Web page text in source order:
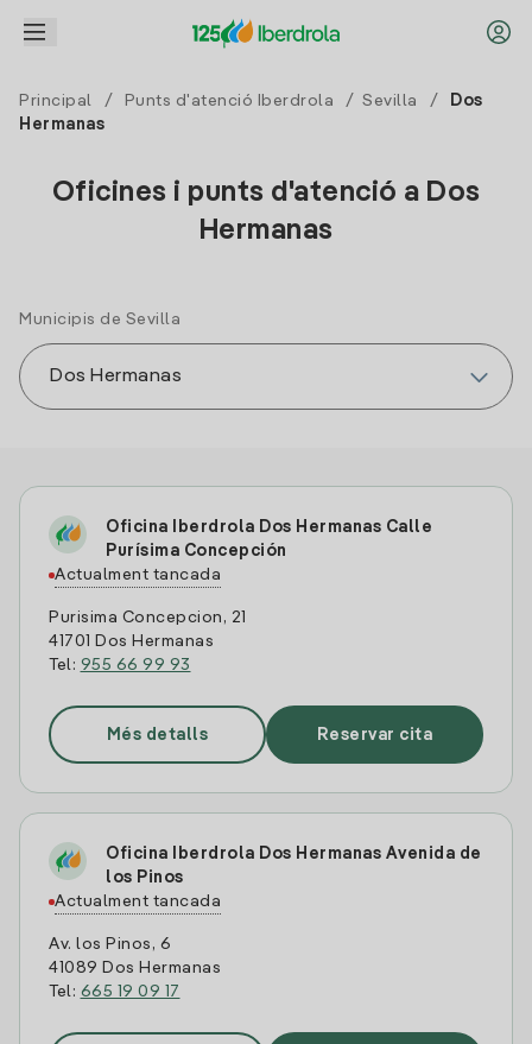
Principal / Punts d'atenció Iberdrola / Sevilla /
Dos
Hermanas
Oficines i punts d'atenció a Dos
Hermanas
Municipis de Sevilla
Oficina Iberdrola Dos Hermanas Calle
Purísima Concepción
Actualment tancada
Purisima Concepcion, 21
41701 Dos Hermanas
Tel: 955 66 99 93
Més detalls Reservar cita
Oficina Iberdrola Dos Hermanas Avenida de
los Pinos
Actualment tancada
Av. los Pinos, 6
41089 Dos Hermanas
Tel: 665 19 09 17